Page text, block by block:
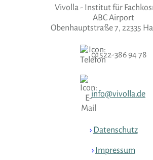
Vivolla - Institut für
ABC Airport
Obenhauptstraße 7, 22335
01522-386 94 78
info@vivolla.de
›Datenschutz
›Impressum